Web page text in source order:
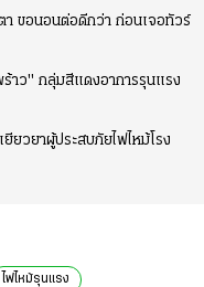
ขอนอนต่อดีกว่า ก่อนเจอทัวร์
ร้าว" กลุ่มสีแดงอาการรุนแรง
ยวยาผู้ประสบภัยไฟไหม้โรง
ไฟไหม้รุนแรง